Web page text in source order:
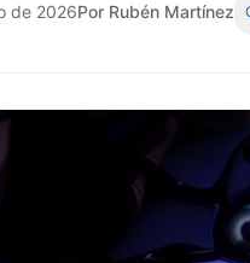
de 2026Por Rubén Martínez